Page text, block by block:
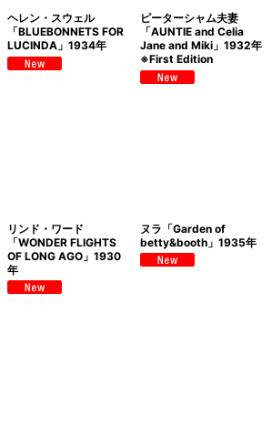
ヘレン・スウェル
「BLUEBONNETS FOR
LUCINDA」1934年
ピーターシャム夫妻
「AUNTIE and Celia
Jane and Miki」1932年
※First Edition
リンド・ワード
「WONDER FLIGHTS
OF LONG AGO」1930
年
ヌラ「Garden of
betty&booth」1935年